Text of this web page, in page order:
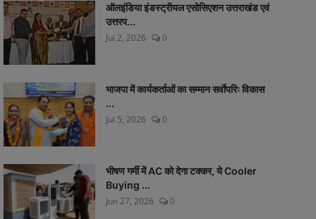
ऑलइंडिया इंडस्ट्रीयल एसोसिएशन उत्तराखंड एवं
उत्तरप...
Jul 2, 2026
0
भाजपा में कार्यकर्ताओं का सम्मान सर्वाेपरिः विकास
...
Jul 5, 2026
0
भीषण गर्मी में AC को देगा टक्कर, ये Cooler
Buying ...
Jun 27, 2026
0